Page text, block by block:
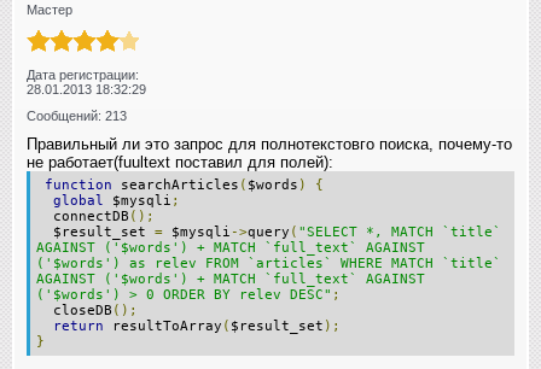
Мастер
Дата регистрации:
28.01.2013 18:32:29
Сообщений: 213
Правильный ли это запрос для полнотекстовго поиска, почему-то
не работает(fuultext поставил для полей):
function searchArticles ( $words )
{
global $mysqli ;
connectDB ();
$result_set = $mysqli ->query ( "SELECT *, MATCH `title`
AGAINST ('$words') + MATCH `full_text` AGAINST
('$words') as relev FROM `articles` WHERE MATCH `title`
AGAINST ('$words') + MATCH `full_text` AGAINST
('$words') > 0 ORDER BY relev DESC" ;
closeDB ();
return resultToArray ( $result_set );
}